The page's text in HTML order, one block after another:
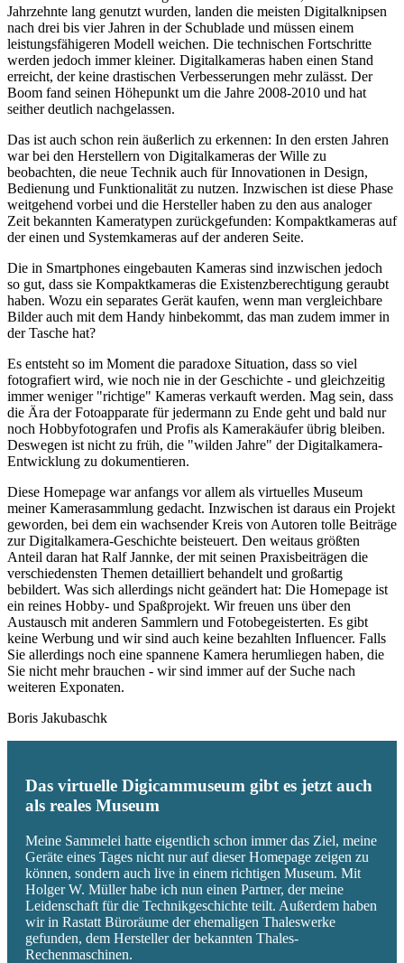
Jahrzehnte lang genutzt wurden, landen die meisten Digitalknipsen
nach drei bis vier Jahren in der Schublade und müssen einem
leistungsfähigeren Modell weichen. Die technischen Fortschritte
werden jedoch immer kleiner. Digitalkameras haben einen Stand
erreicht, der keine drastischen Verbesserungen mehr zulässt. Der
Boom fand seinen Höhepunkt um die Jahre 2008-2010 und hat
seither deutlich nachgelassen.
Das ist auch schon rein äußerlich zu erkennen: In den ersten Jahren
war bei den Herstellern von Digitalkameras der Wille zu
beobachten, die neue Technik auch für Innovationen in Design,
Bedienung und Funktionalität zu nutzen. Inzwischen ist diese Phase
weitgehend vorbei und die Hersteller haben zu den aus analoger
Zeit bekannten Kameratypen zurückgefunden: Kompaktkameras auf
der einen und Systemkameras auf der anderen Seite.
Die in Smartphones eingebauten Kameras sind inzwischen jedoch
so gut, dass sie Kompaktkameras die Existenzberechtigung geraubt
haben. Wozu ein separates Gerät kaufen, wenn man vergleichbare
Bilder auch mit dem Handy hinbekommt, das man zudem immer in
der Tasche hat?
Es entsteht so im Moment die paradoxe Situation, dass so viel
fotografiert wird, wie noch nie in der Geschichte - und gleichzeitig
immer weniger "richtige" Kameras verkauft werden. Mag sein, dass
die Ära der Fotoapparate für jedermann zu Ende geht und bald nur
noch Hobbyfotografen und Profis als Kamerakäufer übrig bleiben.
Deswegen ist nicht zu früh, die "wilden Jahre" der Digitalkamera-
Entwicklung zu dokumentieren.
Diese Homepage war anfangs vor allem als virtuelles Museum
meiner Kamerasammlung gedacht. Inzwischen ist daraus ein Projekt
geworden, bei dem ein wachsender Kreis von Autoren tolle Beiträge
zur Digitalkamera-Geschichte beisteuert. Den weitaus größten
Anteil daran hat Ralf Jannke, der mit seinen Praxisbeiträgen die
verschiedensten Themen detailliert behandelt und großartig
bebildert. Was sich allerdings nicht geändert hat: Die Homepage ist
ein reines Hobby- und Spaßprojekt. Wir freuen uns über den
Austausch mit anderen Sammlern und Fotobegeisterten. Es gibt
keine Werbung und wir sind auch keine bezahlten Influencer. Falls
Sie allerdings noch eine spannene Kamera herumliegen haben, die
Sie nicht mehr brauchen - wir sind immer auf der Suche nach
weiteren Exponaten.
Boris Jakubaschk
Das virtuelle Digicammuseum gibt es jetzt auch
als reales Museum
Meine Sammelei hatte eigentlich schon immer das Ziel, meine
Geräte eines Tages nicht nur auf dieser Homepage zeigen zu
können, sondern auch live in einem richtigen Museum. Mit
Holger W. Müller habe ich nun einen Partner, der meine
Leidenschaft für die Technikgeschichte teilt. Außerdem haben
wir in Rastatt Büroräume der ehemaligen Thaleswerke
gefunden, dem Hersteller der bekannten Thales-
Rechenmaschinen.